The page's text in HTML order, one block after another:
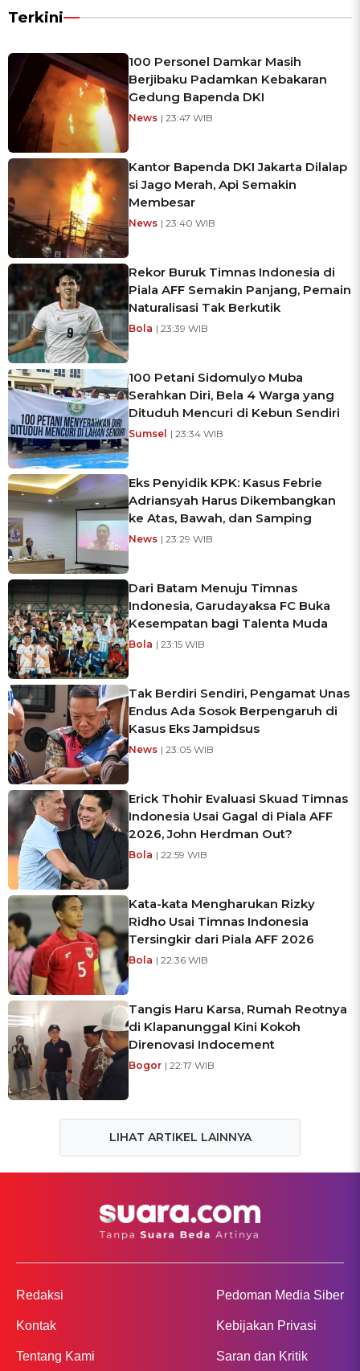
Terkini
100 Personel Damkar Masih
Berjibaku Padamkan Kebakaran
Gedung Bapenda DKI
News | 23:47 WIB
Kantor Bapenda DKI Jakarta Dilalap
si Jago Merah, Api Semakin
Membesar
News | 23:40 WIB
Rekor Buruk Timnas Indonesia di
Piala AFF Semakin Panjang, Pemain
Naturalisasi Tak Berkutik
Bola | 23:39 WIB
100 Petani Sidomulyo Muba
Serahkan Diri, Bela 4 Warga yang
Dituduh Mencuri di Kebun Sendiri
Sumsel | 23:34 WIB
Eks Penyidik KPK: Kasus Febrie
Adriansyah Harus Dikembangkan
ke Atas, Bawah, dan Samping
News | 23:29 WIB
Dari Batam Menuju Timnas
Indonesia, Garudayaksa FC Buka
Kesempatan bagi Talenta Muda
Bola | 23:15 WIB
Tak Berdiri Sendiri, Pengamat Unas
Endus Ada Sosok Berpengaruh di
Kasus Eks Jampidsus
News | 23:05 WIB
Erick Thohir Evaluasi Skuad Timnas
Indonesia Usai Gagal di Piala AFF
2026, John Herdman Out?
Bola | 22:59 WIB
Kata-kata Mengharukan Rizky
Ridho Usai Timnas Indonesia
Tersingkir dari Piala AFF 2026
Bola | 22:36 WIB
Tangis Haru Karsa, Rumah Reotnya
di Klapanunggal Kini Kokoh
Direnovasi Indocement
Bogor | 22:17 WIB
LIHAT ARTIKEL LAINNYA
Redaksi
Kontak
Tentang Kami
Pedoman Media Siber
Kebijakan Privasi
Saran dan Kritik